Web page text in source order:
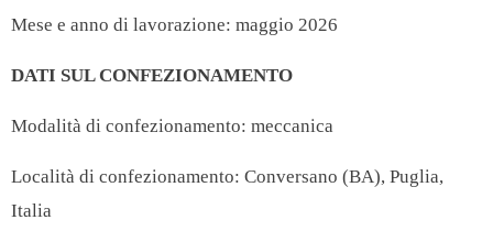
Mese e anno di lavorazione: maggio 2026
DATI SUL CONFEZIONAMENTO
Modalità di confezionamento: meccanica
Località di confezionamento: Conversano (BA), Puglia,
Italia